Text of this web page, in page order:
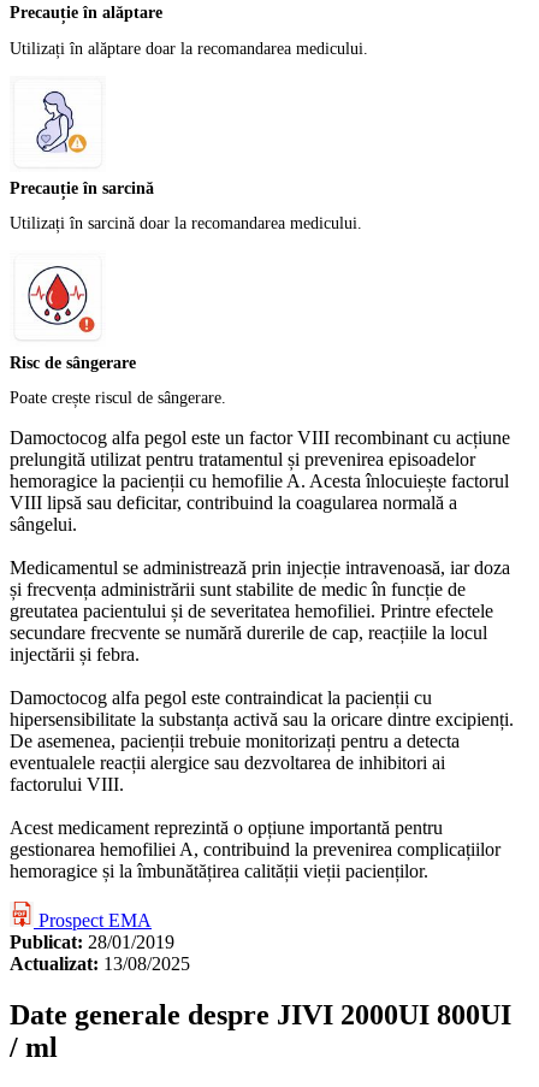
Precauție în alăptare
Utilizați în alăptare doar la recomandarea medicului.
Precauție în sarcină
Utilizați în sarcină doar la recomandarea medicului.
Risc de sângerare
Poate crește riscul de sângerare.
Damoctocog alfa pegol este un factor VIII recombinant cu acțiune
prelungită utilizat pentru tratamentul și prevenirea episoadelor
hemoragice la pacienții cu hemofilie A. Acesta înlocuiește factorul
VIII lipsă sau deficitar, contribuind la coagularea normală a
sângelui.
Medicamentul se administrează prin injecție intravenoasă, iar doza
și frecvența administrării sunt stabilite de medic în funcție de
greutatea pacientului și de severitatea hemofiliei. Printre efectele
secundare frecvente se numără durerile de cap, reacțiile la locul
injectării și febra.
Damoctocog alfa pegol este contraindicat la pacienții cu
hipersensibilitate la substanța activă sau la oricare dintre excipienți.
De asemenea, pacienții trebuie monitorizați pentru a detecta
eventualele reacții alergice sau dezvoltarea de inhibitori ai
factorului VIII.
Acest medicament reprezintă o opțiune importantă pentru
gestionarea hemofiliei A, contribuind la prevenirea complicațiilor
hemoragice și la îmbunătățirea calității vieții pacienților.
Prospect EMA
Publicat: 28/01/2019
Actualizat: 13/08/2025
Date generale despre JIVI 2000UI 800UI
/ ml